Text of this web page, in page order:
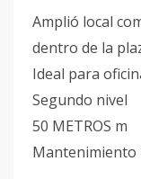
Amplió local
dentro de la
Ideal para
Segundo nivel
50 METROS m
Mantenimiento